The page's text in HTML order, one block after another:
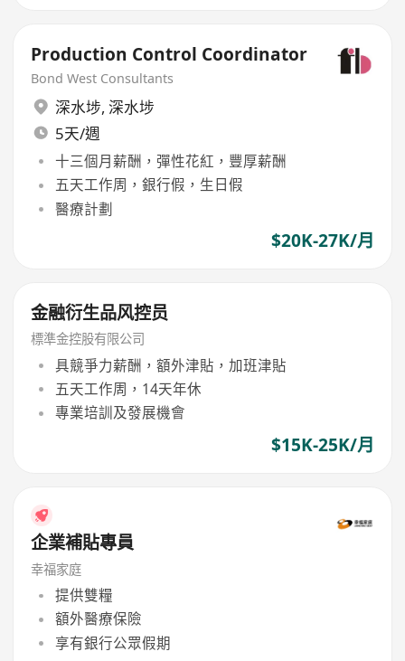
Production Control Coordinator
Bond West Consultants
深水埗, 深水埗
5天/週
十三個月薪酬，彈性花紅，豐厚薪酬
五天工作周，銀行假，生日假
醫療計劃
$20K-27K/月
金融衍生品风控员
標準金控股有限公司
具競爭力薪酬，額外津貼，加班津貼
五天工作周，14天年休
專業培訓及發展機會
$15K-25K/月
企業補貼專員
幸福家庭
提供雙糧
額外醫療保險
享有銀行公眾假期